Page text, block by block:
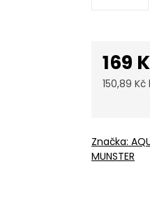
169
150,89 Kč
Značka:
MUNSTER